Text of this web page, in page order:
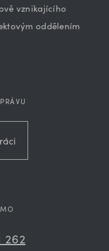
vznikajícího
oddělením
262